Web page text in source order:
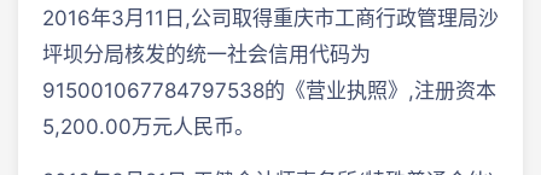
2016年3月11日,公司取得重庆市工商行政管理局沙
坪坝分局核发的统一社会信用代码为
915001067784797538的《营业执照》,注册资本
5,200.00万元人民币。